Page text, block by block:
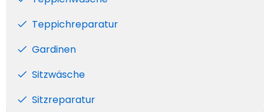
Teppichreparatur
Gardinen
Sitzwäsche
Sitzreparatur